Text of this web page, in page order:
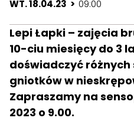
WT. 18.04.23 > 09:00
Lepi Łapki – zajęcia
10-ciu miesięcy do 3
doświadczyć
gniotków w
Zapraszamy na
2023 o 9.00.